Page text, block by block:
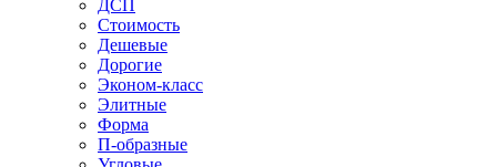
ДСП
Стоимость
Дешевые
Дорогие
Эконом-класс
Элитные
Форма
П-образные